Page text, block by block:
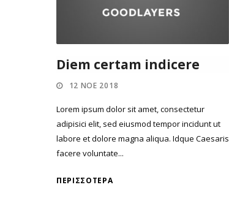
Diem certam indicere
12 ΝΟΈ 2018
Lorem ipsum dolor sit amet, consectetur
adipisici elit, sed eiusmod tempor incidunt ut
labore et dolore magna aliqua. Idque Caesaris
facere voluntate...
ΠΕΡΙΣΣΌΤΕΡΑ